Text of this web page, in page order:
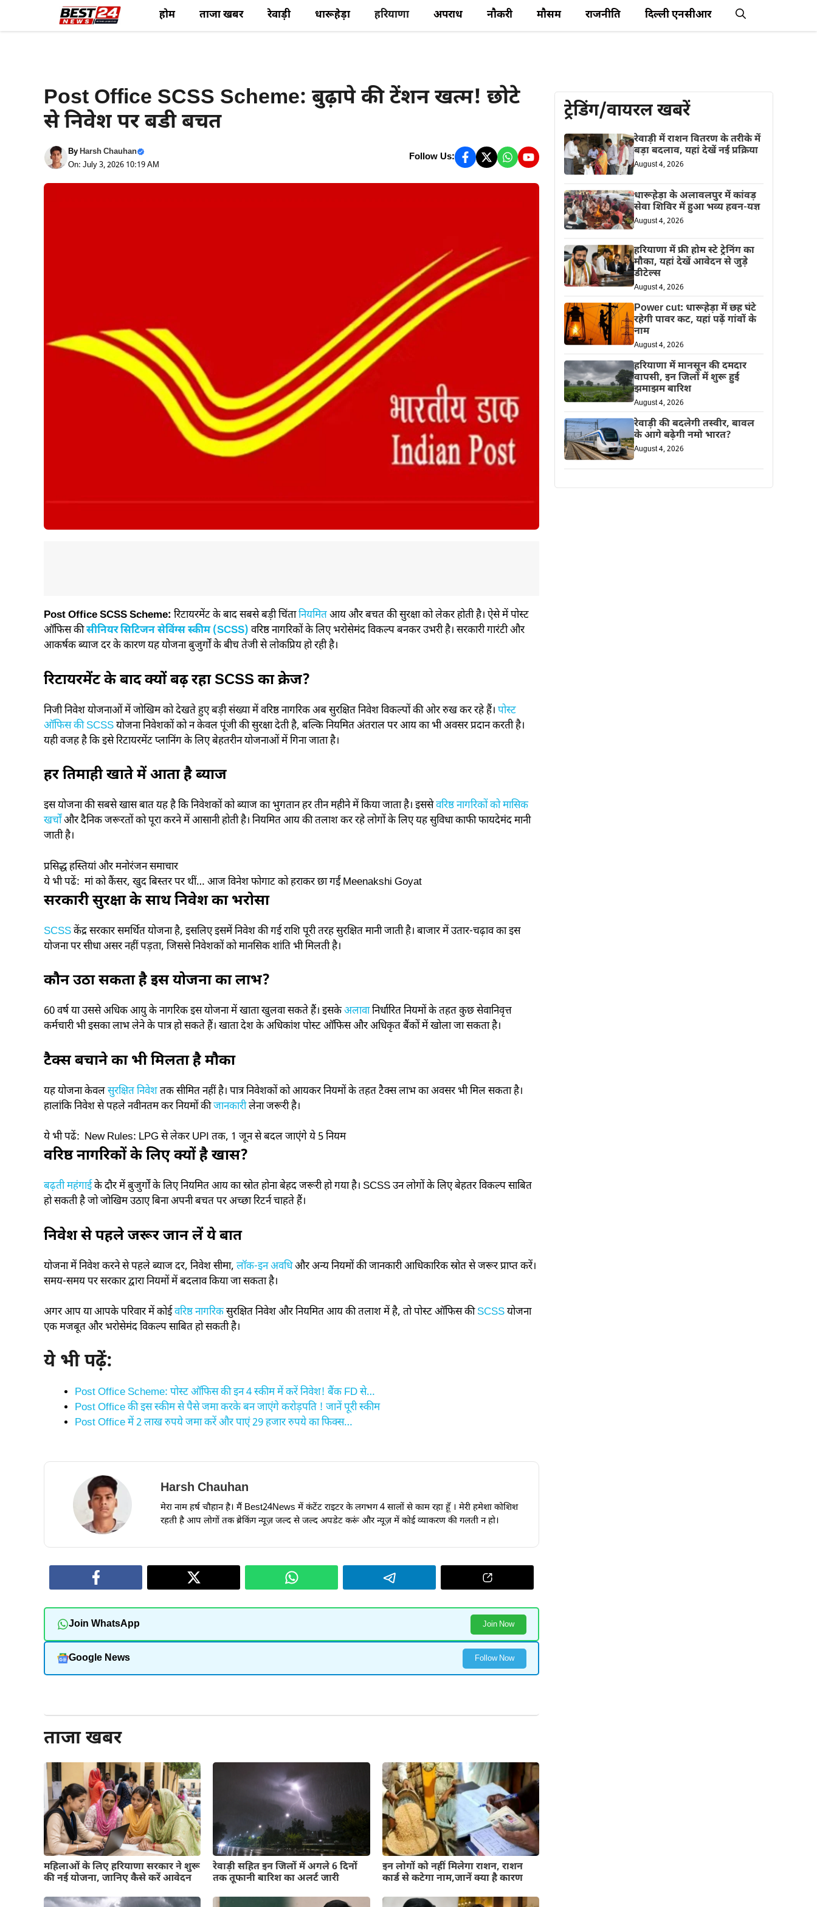
होम ताजा खबर रेवाड़ी धारूहेड़ा हरियाणा अपराध नौकरी मौसम राजनीति दिल्ली एनसीआर
Post Office SCSS Scheme: बुढ़ापे की टेंशन खत्म! छोटे
से निवेश पर बडी बचत
ByHarsh Chauhan
On: July 3, 2026 10:19 AM
Follow Us:
Post Office SCSS Scheme: रिटायरमेंट के बाद सबसे बड़ी चिंतानियमितआय और बचत की सुरक्षा को लेकर होती है। ऐसे में पोस्ट
ऑफिस कीसीनियर सिटिजन सेविंग्स स्कीम (SCSS) वरिष्ठ नागरिकों के लिए भरोसेमंद विकल्प बनकर उभरी है। सरकारी गारंटी और
आकर्षक ब्याज दर के कारण यह योजना बुजुर्गों के बीच तेजी से लोकप्रिय हो रही है।
रिटायरमेंट के बाद क्यों बढ़ रहा SCSS का क्रेज?
निजी निवेश योजनाओं में जोखिम को देखते हुए बड़ी संख्या में वरिष्ठ नागरिक अब सुरक्षित निवेश विकल्पों की ओर रुख कर रहे हैं। पोस्ट
ऑफिस की SCSSयोजना निवेशकों को न केवल पूंजी की सुरक्षा देती है, बल्कि नियमित अंतराल पर आय का भी अवसर प्रदान करती है।
यही वजह है कि इसे रिटायरमेंट प्लानिंग के लिए बेहतरीन योजनाओं में गिना जाता है।
हर तिमाही खाते में आता है ब्याज
इस योजना की सबसे खास बात यह है कि निवेशकों को ब्याज का भुगतान हर तीन महीने में किया जाता है। इससेवरिष्ठ नागरिकों को मासिक
खर्चोंऔर दैनिक जरूरतों को पूरा करने में आसानी होती है। नियमित आय की तलाश कर रहे लोगों के लिए यह सुविधा काफी फायदेमंद मानी
जाती है।
प्रसिद्ध हस्तियां और मनोरंजन समाचार
ये भी पढें: मां को कैंसर, खुद बिस्तर पर थीं… आज विनेश फोगाट को हराकर छा गईं Meenakshi Goyat
सरकारी सुरक्षा के साथ निवेश का भरोसा
SCSSकेंद्र सरकार समर्थित योजना है, इसलिए इसमें निवेश की गई राशि पूरी तरह सुरक्षित मानी जाती है। बाजार में उतार-चढ़ाव का इस
योजना पर सीधा असर नहीं पड़ता, जिससे निवेशकों को मानसिक शांति भी मिलती है।
कौन उठा सकता है इस योजना का लाभ?
60 वर्ष या उससे अधिक आयु के नागरिक इस योजना में खाता खुलवा सकते हैं। इसकेअलावानिर्धारित नियमों के तहत कुछ सेवानिवृत्त
कर्मचारी भी इसका लाभ लेने के पात्र हो सकते हैं। खाता देश के अधिकांश पोस्ट ऑफिस और अधिकृत बैंकों में खोला जा सकता है।
टैक्स बचाने का भी मिलता है मौका
यह योजना केवलसुरक्षित निवेशतक सीमित नहीं है। पात्र निवेशकों को आयकर नियमों के तहत टैक्स लाभ का अवसर भी मिल सकता है।
हालांकि निवेश से पहले नवीनतम कर नियमों कीजानकारीलेना जरूरी है।
ये भी पढें: New Rules: LPG से लेकर UPI तक, 1 जून से बदल जाएंगे ये 5 नियम
वरिष्ठ नागरिकों के लिए क्यों है खास?
बढ़ती महंगाईके दौर में बुजुर्गों के लिए नियमित आय का स्रोत होना बेहद जरूरी हो गया है। SCSS उन लोगों के लिए बेहतर विकल्प साबित
हो सकती है जो जोखिम उठाए बिना अपनी बचत पर अच्छा रिटर्न चाहते हैं।
निवेश से पहले जरूर जान लें ये बात
योजना में निवेश करने से पहले ब्याज दर, निवेश सीमा, लॉक-इन अवधिऔर अन्य नियमों की जानकारी आधिकारिक स्रोत से जरूर प्राप्त करें।
समय-समय पर सरकार द्वारा नियमों में बदलाव किया जा सकता है।
अगर आप या आपके परिवार में कोईवरिष्ठ नागरिकसुरक्षित निवेश और नियमित आय की तलाश में है, तो पोस्ट ऑफिस कीSCSSयोजना
एक मजबूत और भरोसेमंद विकल्प साबित हो सकती है।
ये भी पढ़ें:
Post Office Scheme: पोस्ट ऑफिस की इन 4 स्कीम में करें निवेश! बैंक FD से…
Post Office की इस स्कीम से पैसे जमा करके बन जाएंगे करोड़पति ! जानें पूरी स्कीम
Post Office में 2 लाख रुपये जमा करें और पाएं 29 हजार रुपये का फिक्स…
Harsh Chauhan
मेरा नाम हर्ष चौहान है। मैं Best24News में कंटेंट राइटर के लगभग 4 सालों से काम रहा हूँ । मेरी हमेशा कोशिश
रहती है आप लोगों तक ब्रेकिंग न्यूज़ जल्द से जल्द अपडेट करूं और न्यूज़ में कोई व्याकरण की गलती न हो।
Join WhatsApp Join Now
Google News Follow Now
ताजा खबर
महिलाओं के लिए हरियाणा सरकार ने शुरू
की नई योजना, जानिए कैसे करें आवेदन
रेवाड़ी सहित इन जिलों में अगले 6 दिनों
तक तूफानी बारिश का अलर्ट जारी
इन लोगों को नहीं मिलेगा राशन, राशन
कार्ड से कटेगा नाम,जानें क्या है कारण
ट्रेडिंग/वायरल खबरें
रेवाड़ी में राशन वितरण के तरीके में
बड़ा बदलाव, यहां देखें नई प्रक्रिया
August 4, 2026
धारूहेड़ा के अलावलपुर में कांवड़
सेवा शिविर में हुआ भव्य हवन-यज्ञ
August 4, 2026
हरियाणा में फ्री होम स्टे ट्रेनिंग का
मौका, यहां देखें आवेदन से जुड़े
डीटेल्स
August 4, 2026
Power cut: धारूहेड़ा में छह घंटे
रहेगी पावर कट, यहां पढ़ें गांवों के
नाम
August 4, 2026
हरियाणा में मानसून की दमदार
वापसी, इन जिलों में शुरू हुई
झमाझम बारिश
August 4, 2026
रेवाड़ी की बदलेगी तस्वीर, बावल
के आगे बढ़ेगी नमो भारत?
August 4, 2026